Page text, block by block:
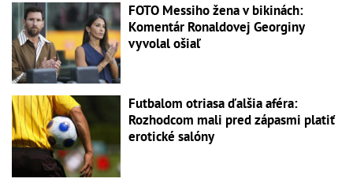
FOTO Messiho žena v bikinách:
Komentár Ronaldovej Georginy
vyvolal ošiaľ
Futbalom otriasa ďalšia aféra:
Rozhodcom mali pred zápasmi platiť
erotické salóny